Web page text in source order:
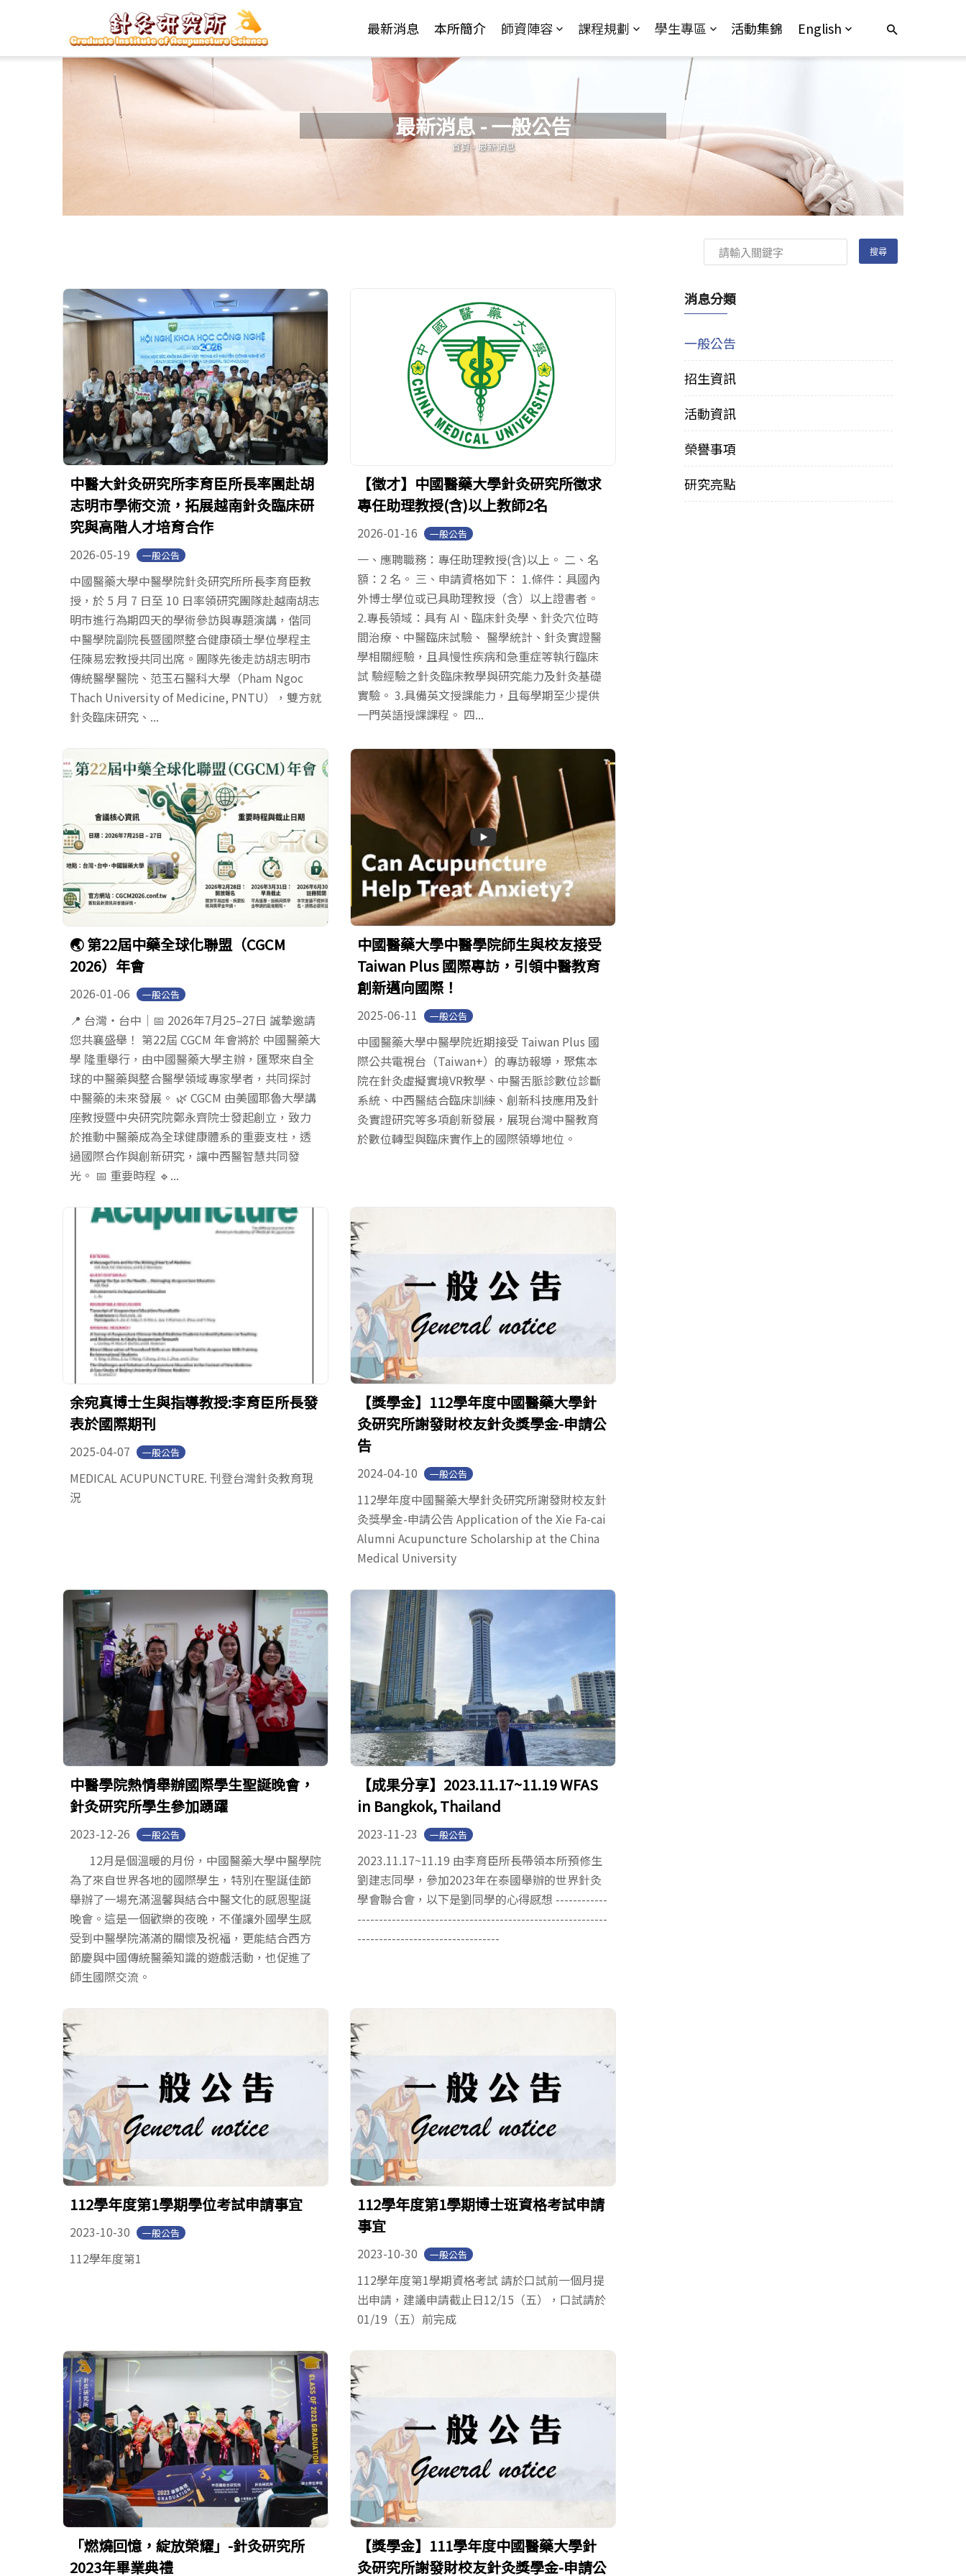
最新消息 本所簡介 師資陣容 課程規劃 學生專區 活動集錦 English
最新消息 - 一般公告
您在這裡
首頁-最新消息
中醫大針灸研究所李育臣所長率團赴胡
志明市學術交流，拓展越南針灸臨床研
究與高階人才培育合作
2026-05-19 一般公告
中國醫藥大學中醫學院針灸研究所所長李育臣教
授，於 5 月 7 日至 10 日率領研究團隊赴越南胡志
明市進行為期四天的學術參訪與專題演講，偕同
中醫學院副院長暨國際整合健康碩士學位學程主
任陳易宏教授共同出席。團隊先後走訪胡志明市
傳統醫學醫院、范玉石醫科大學（Pham Ngoc
Thach University of Medicine, PNTU），雙方就
針灸臨床研究、...
【徵才】中國醫藥大學針灸研究所徵求
專任助理教授(含)以上教師2名
2026-01-16 一般公告
一、應聘職務：專任助理教授(含)以上。 二、名
額：2 名。 三、申請資格如下： 1.條件：具國內
外博士學位或已具助理教授（含）以上證書者。
2.專長領域：具有 AI、臨床針灸學、針灸穴位時
間治療、中醫臨床試驗、 醫學統計、針灸實證醫
學相關經驗，且具慢性疾病和急重症等執行臨床
試 驗經驗之針灸臨床教學與研究能力及針灸基礎
實驗。 3.具備英文授課能力，且每學期至少提供
一門英語授課課程。 四...
🌏 第22屆中藥全球化聯盟（CGCM
2026）年會
2026-01-06 一般公告
📍 台灣・台中｜📅 2026年7月25–27日 誠摯邀請
您共襄盛舉！ 第22屆 CGCM 年會將於 中國醫藥大
學 隆重舉行，由中國醫藥大學主辦，匯聚來自全
球的中醫藥與整合醫學領域專家學者，共同探討
中醫藥的未來發展。 🌿 CGCM 由美國耶魯大學講
座教授暨中央研究院鄭永齊院士發起創立，致力
於推動中醫藥成為全球健康體系的重要支柱，透
過國際合作與創新研究，讓中西醫智慧共同發
光。 📅 重要時程 🔹...
中國醫藥大學中醫學院師生與校友接受
Taiwan Plus 國際專訪，引領中醫教育
創新邁向國際！
2025-06-11 一般公告
中國醫藥大學中醫學院近期接受 Taiwan Plus 國
際公共電視台（Taiwan+）的專訪報導，聚焦本
院在針灸虛擬實境VR教學、中醫舌脈診數位診斷
系統、中西醫結合臨床訓練、創新科技應用及針
灸實證研究等多項創新發展，展現台灣中醫教育
於數位轉型與臨床實作上的國際領導地位。
余宛真博士生與指導教授:李育臣所長發
表於國際期刊
2025-04-07 一般公告
MEDICAL ACUPUNCTURE. 刊登台灣針灸教育現
況
【獎學金】112學年度中國醫藥大學針
灸研究所謝發財校友針灸獎學金-申請公
告
2024-04-10 一般公告
112學年度中國醫藥大學針灸研究所謝發財校友針
灸獎學金-申請公告 Application of the Xie Fa-cai
Alumni Acupuncture Scholarship at the China
Medical University
中醫學院熱情舉辦國際學生聖誕晚會，
針灸研究所學生參加踴躍
2023-12-26 一般公告
12月是個溫暖的月份，中國醫藥大學中醫學院
為了來自世界各地的國際學生，特別在聖誕佳節
舉辦了一場充滿溫馨與結合中醫文化的感恩聖誕
晚會。這是一個歡樂的夜晚，不僅讓外國學生感
受到中醫學院滿滿的關懷及祝福，更能結合西方
節慶與中國傳統醫藥知識的遊戲活動，也促進了
師生國際交流。
【成果分享】2023.11.17~11.19 WFAS
in Bangkok, Thailand
2023-11-23 一般公告
2023.11.17~11.19 由李育臣所長帶領本所預修生
劉建志同學，參加2023年在泰國舉辦的世界針灸
學會聯合會，以下是劉同學的心得感想 ------------
----------------------------------------------------------
---------------------------------
112學年度第1學期學位考試申請事宜
2023-10-30 一般公告
112學年度第1
112學年度第1學期博士班資格考試申請
事宜
2023-10-30 一般公告
112學年度第1學期資格考試 請於口試前一個月提
出申請，建議申請截止日12/15（五），口試請於
01/19（五）前完成
「燃燒回憶，綻放榮耀」-針灸研究所
2023年畢業典禮
【獎學金】111學年度中國醫藥大學針
灸研究所謝發財校友針灸獎學金-申請公
消息分類
一般公告
招生資訊
活動資訊
榮譽事項
研究亮點